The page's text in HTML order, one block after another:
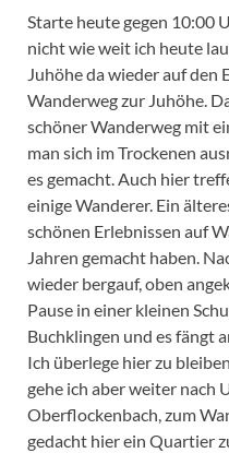
Starte heute gegen 10:00
nicht wie weit ich heute
Juhöhe da wieder auf den
Wanderweg zur Juhöhe.
schöner Wanderweg mit
man sich im Trockenen
es gemacht. Auch hier
einige Wanderer. Ein
schönen Erlebnissen auf
Jahren gemacht haben.
wieder bergauf, oben
Pause in einer kleinen
Buchklingen und es fängt
Ich überlege hier zu
gehe ich aber weiter nach
Oberflockenbach, zum
gedacht hier ein Quartier